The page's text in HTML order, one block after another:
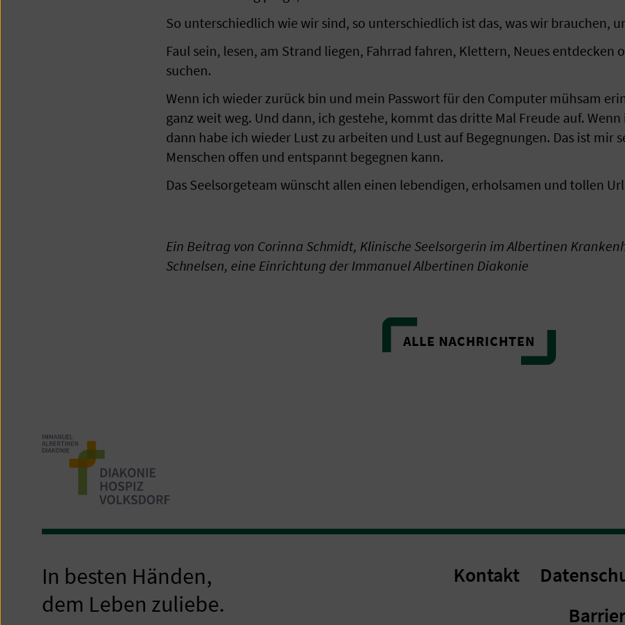
So unterschiedlich wie wir sind, so unterschiedlich ist das, was wir brauchen,
Faul sein, lesen, am Strand liegen, Fahrrad fahren, Klettern, Neues entdecken
suchen.
Wenn ich wieder zurück bin und mein Passwort für den Computer mühsam
ganz weit weg. Und dann, ich gestehe, kommt das dritte Mal Freude auf.
dann habe ich wieder Lust zu arbeiten und Lust auf Begegnungen. Das ist mir
Menschen offen und entspannt begegnen kann.
Das Seelsorgeteam wünscht allen einen lebendigen, erholsamen und tollen
Ein Beitrag von Corinna Schmidt, Klinische Seelsorgerin im Albertinen
Schnelsen, eine Einrichtung der Immanuel Albertinen Diakonie
ALLE NACHRICHTEN
In besten Händen,
dem Leben zuliebe.
Kontakt